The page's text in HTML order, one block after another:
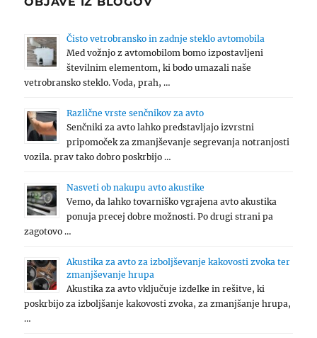
Čisto vetrobransko in zadnje steklo avtomobila
Med vožnjo z avtomobilom bomo izpostavljeni
številnim elementom, ki bodo umazali naše
vetrobransko steklo. Voda, prah, …
Različne vrste senčnikov za avto
Senčniki za avto lahko predstavljajo izvrstni
pripomoček za zmanjševanje segrevanja notranjosti
vozila. prav tako dobro poskrbijo …
Nasveti ob nakupu avto akustike
Vemo, da lahko tovarniško vgrajena avto akustika
ponuja precej dobre možnosti. Po drugi strani pa
zagotovo …
Akustika za avto za izboljševanje kakovosti zvoka ter
zmanjševanje hrupa
Akustika za avto vključuje izdelke in rešitve, ki
poskrbijo za izboljšanje kakovosti zvoka, za zmanjšanje hrupa,
…